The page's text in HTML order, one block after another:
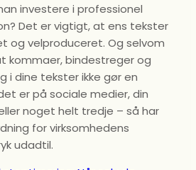
investere i professionel
Det er vigtigt, at ens tekster
og velproduceret. Og selvom
kommaer, bindestreger og
i dine tekster ikke gør en
er på sociale medier, din
noget helt tredje – så har
for virksomhedens
udadtil.